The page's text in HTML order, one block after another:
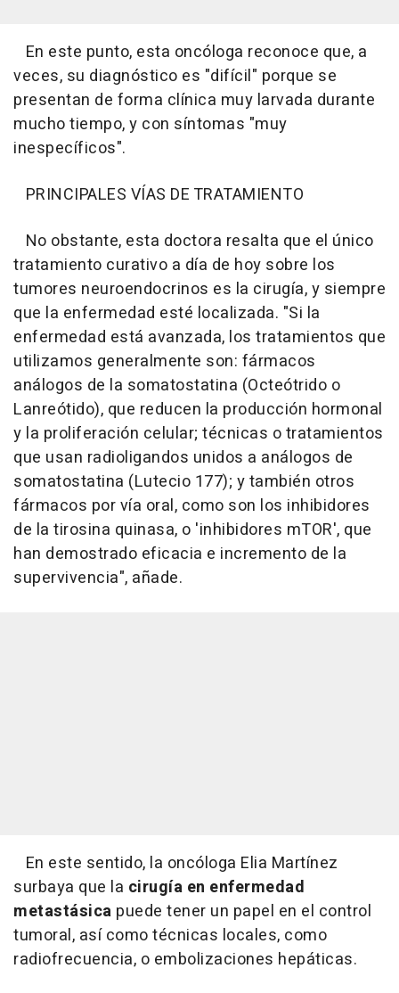
En este punto, esta oncóloga reconoce que, a
veces, su diagnóstico es "difícil" porque se
presentan de forma clínica muy larvada durante
mucho tiempo, y con síntomas "muy
inespecíficos".
PRINCIPALES VÍAS DE TRATAMIENTO
No obstante, esta doctora resalta que el único
tratamiento curativo a día de hoy sobre los
tumores neuroendocrinos es la cirugía, y siempre
que la enfermedad esté localizada. "Si la
enfermedad está avanzada, los tratamientos que
utilizamos generalmente son: fármacos
análogos de la somatostatina (Octeótrido o
Lanreótido), que reducen la producción hormonal
y la proliferación celular; técnicas o tratamientos
que usan radioligandos unidos a análogos de
somatostatina (Lutecio 177); y también otros
fármacos por vía oral, como son los inhibidores
de la tirosina quinasa, o 'inhibidores mTOR', que
han demostrado eficacia e incremento de la
supervivencia", añade.
En este sentido, la oncóloga Elia Martínez
surbaya que la cirugía en enfermedad
metastásica puede tener un papel en el control
tumoral, así como técnicas locales, como
radiofrecuencia, o embolizaciones hepáticas.